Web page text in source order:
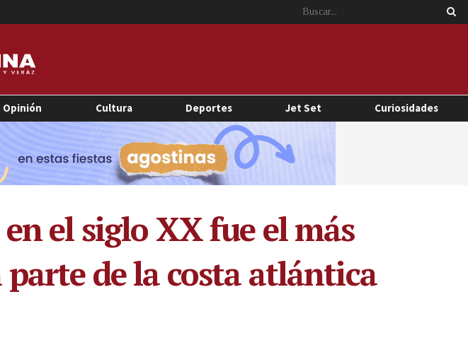
Opinión Cultura Deportes Jet Set Curiosidades
el siglo XX fue el más
de la costa atlántica